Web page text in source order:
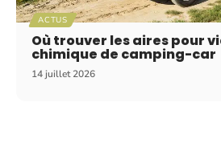
ACTUS
Où trouver les aires pour
chimique de camping-car
14 juillet 2026